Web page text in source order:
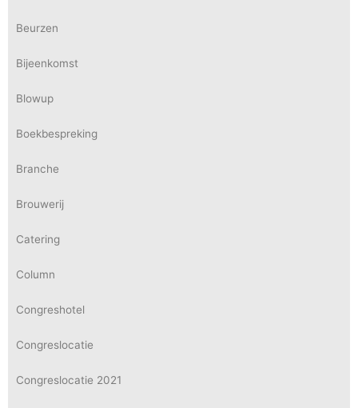
Beurzen
Bijeenkomst
Blowup
Boekbespreking
Branche
Brouwerij
Catering
Column
Congreshotel
Congreslocatie
Congreslocatie 2021